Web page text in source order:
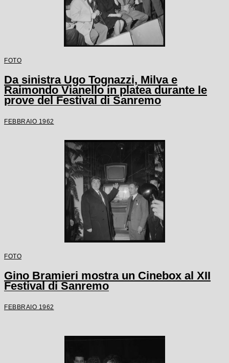
FOTO
Da sinistra Ugo Tognazzi, Milva e
Raimondo Vianello in platea durante le
prove del Festival di Sanremo
FEBBRAIO 1962
FOTO
Gino Bramieri mostra un Cinebox al XII
Festival di Sanremo
FEBBRAIO 1962